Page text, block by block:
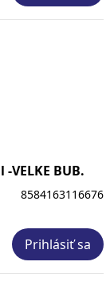
VELKE BUB.
8584163116676
Prihlásiť sa